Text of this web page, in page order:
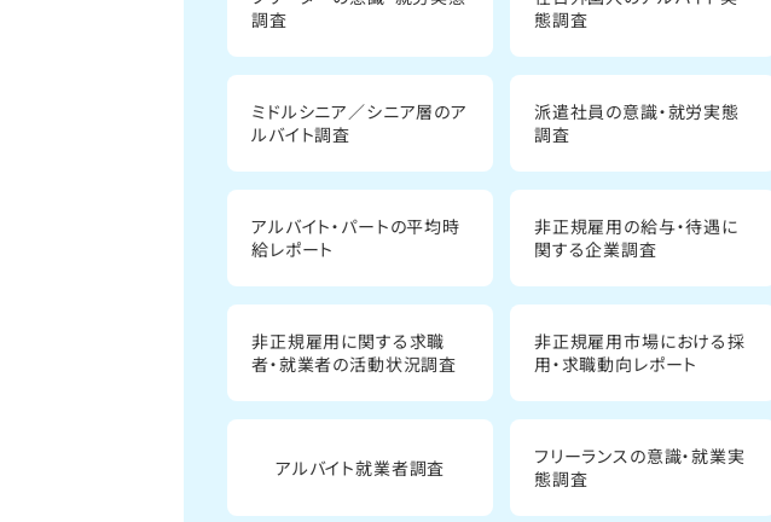
調査
態調査
ミドルシニア／シニア層のア
ルバイト調査
派遣社員の意識・就労実態
調査
アルバイト・パートの平均時
給レポート
非正規雇用の給与・待遇に
関する企業調査
非正規雇用に関する求職
者・就業者の活動状況調査
非正規雇用市場における採
用・求職動向レポート
アルバイト就業者調査
フリーランスの意識・就業実
態調査